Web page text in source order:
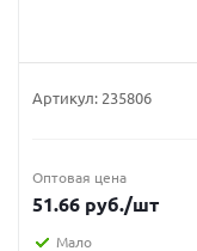
Артикул: 235806
Оптовая цена
51.66 руб./шт
Мало